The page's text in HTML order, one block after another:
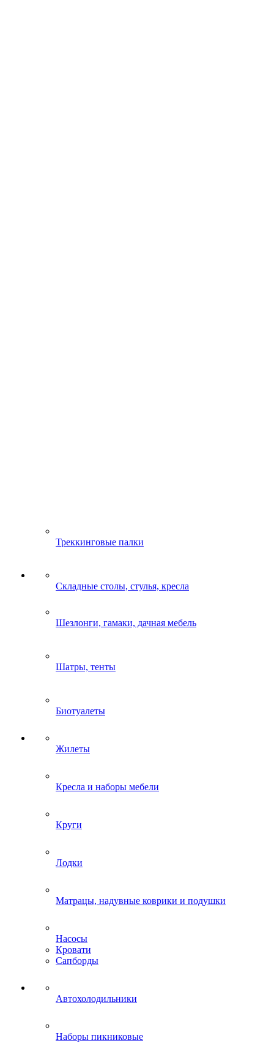
Треккинговые палки
Складные столы, стулья, кресла
Шезлонги, гамаки, дачная мебель
Шатры, тенты
Биотуалеты
Жилеты
Кресла и наборы мебели
Круги
Лодки
Матрацы, надувные коврики и подушки
Насосы
Кровати
Сапборды
Автохолодильники
Наборы пикниковые